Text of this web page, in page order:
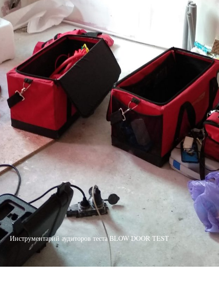
Инструментарий аудиторов теста BLOW DOOR TEST